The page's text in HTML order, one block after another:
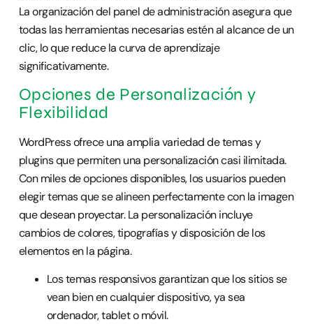
La organización del panel de administración asegura que
todas las herramientas necesarias estén al alcance de un
clic, lo que reduce la curva de aprendizaje
significativamente.
Opciones de Personalización y
Flexibilidad
WordPress ofrece una amplia variedad de temas y
plugins que permiten una personalización casi ilimitada.
Con miles de opciones disponibles, los usuarios pueden
elegir temas que se alineen perfectamente con la imagen
que desean proyectar. La personalización incluye
cambios de colores, tipografías y disposición de los
elementos en la página.
Los temas responsivos garantizan que los sitios se
vean bien en cualquier dispositivo, ya sea
ordenador, tablet o móvil.